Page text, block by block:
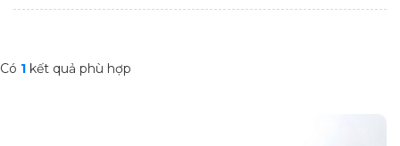
Có 1 kết quả phù hợp